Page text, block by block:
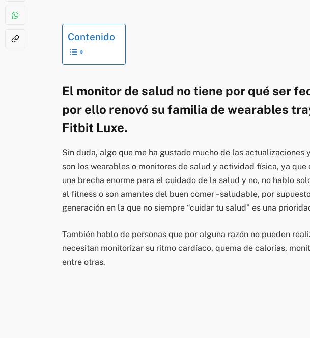
Contenido
El monitor de salud no tiene por qué ser
por ello renovó su familia de wearables
Fitbit Luxe.
Sin duda, algo que me ha gustado mucho de las actualizaciones
son los wearables o monitores de salud y actividad física, ya que
una brecha enorme para el cuidado de la salud y no, no hablo
al fitness o son amantes del buen comer –saludable, por
generación en la que no siempre “cuidar tu salud” es una
También hablo de personas que por alguna razón no pueden
necesitan monitorizar su ritmo cardíaco, quema de calorías,
entre otras.